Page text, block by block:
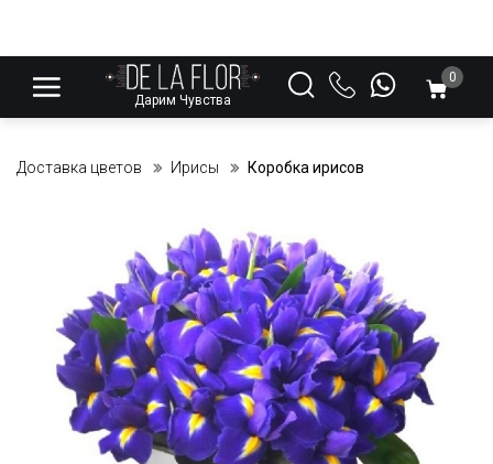
Дарим Чувства
0
Доставка цветов Ирисы Коробка ирисов